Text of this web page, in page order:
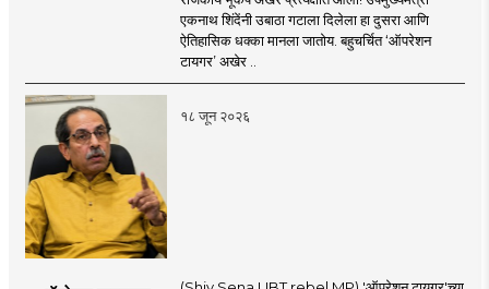
शिंदेंकडे जाण्याच्या चर्चा
सुरू
एकनाथ शिंदेंनी उबाठा गटाला दिलेला हा दुसरा आणि
ऐतिहासिक धक्का मानला जातोय. बहुचर्चित ‘ऑपरेशन
टायगर’ अखेर ..
१८ जून २०२६